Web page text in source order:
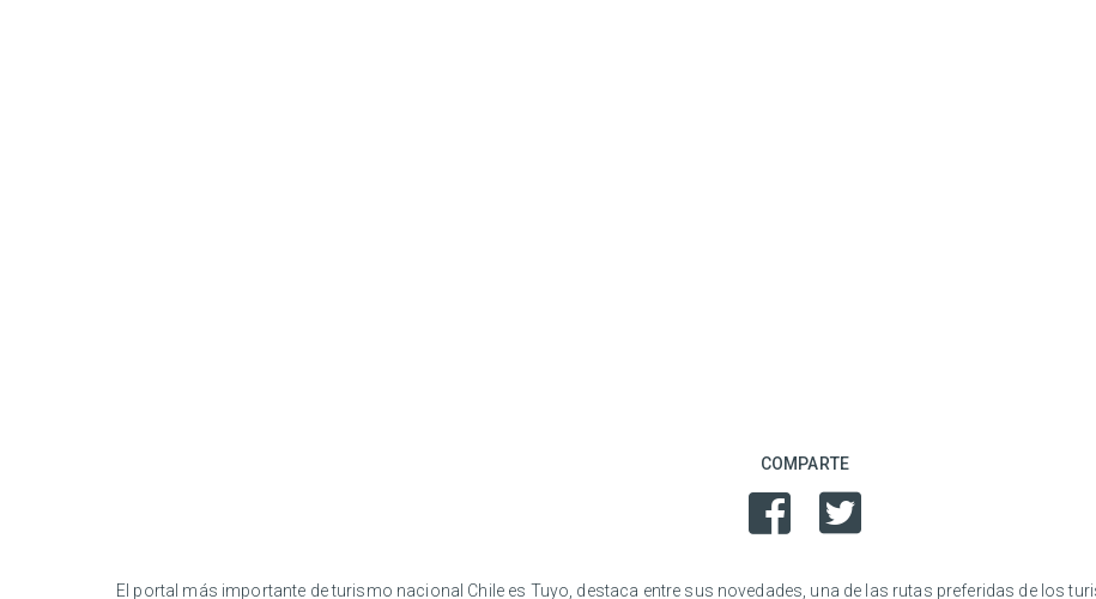
COMPARTE
El portal más importante de turismo nacional Chile es Tuyo, destaca entre sus novedades, una de las rutas preferidas de los